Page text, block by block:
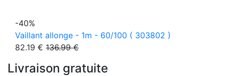
-40%
Vaillant allonge - 1m - 60/100 ( 303802 )
82.19 € 136.99 €
Livraison gratuite